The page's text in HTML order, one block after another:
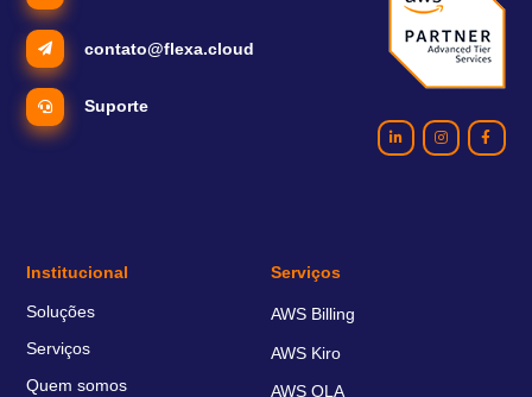
contato@flexa.cloud
Suporte
Institucional
Soluções
Serviços
Quem somos
Serviços
AWS Billing
AWS Kiro
AWS OLA